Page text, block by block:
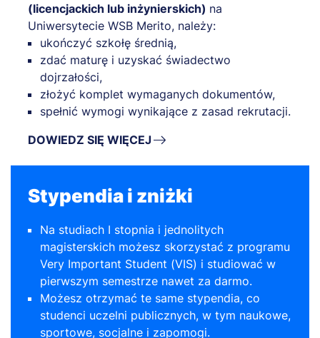
(licencjackich lub inżynierskich) na
Uniwersytecie WSB Merito, należy:
ukończyć szkołę średnią,
zdać maturę i uzyskać świadectwo
dojrzałości,
złożyć komplet wymaganych dokumentów,
spełnić wymogi wynikające z zasad rekrutacji.
DOWIEDZ SIĘ WIĘCEJ
Stypendia i zniżki
Na studiach I stopnia i jednolitych
magisterskich możesz skorzystać z programu
Very Important Student (VIS) i studiować w
pierwszym semestrze nawet za darmo.
Możesz otrzymać te same stypendia, co
studenci uczelni publicznych, w tym naukowe,
sportowe, socjalne i zapomogi.